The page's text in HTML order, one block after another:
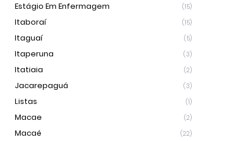
Estágio Em Enfermagem (15)
Itaboraí (15)
Itaguaí (5)
Itaperuna (3)
Itatiaia (2)
Jacarepaguá (3)
Listas (1)
Macae (2)
Macaé (22)